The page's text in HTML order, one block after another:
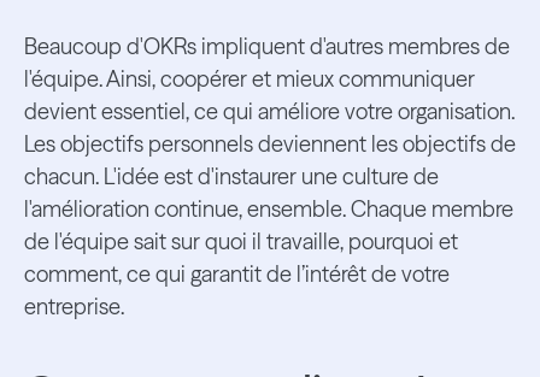
Beaucoup d'OKRs impliquent d'autres membres de
l'équipe. Ainsi, coopérer et mieux communiquer
devient essentiel, ce qui améliore votre organisation.
Les objectifs personnels deviennent les objectifs de
chacun. L'idée est d'instaurer une culture de
l'amélioration continue, ensemble. Chaque membre
de l'équipe sait sur quoi il travaille, pourquoi et
comment, ce qui garantit de l’intérêt de votre
entreprise.